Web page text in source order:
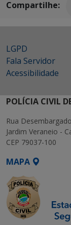
Compartilhe:
LGPD
Fala Servidor
Acessibilidade
POLÍCIA CIVIL
Rua
Jardim Veraneio -
CEP 79037-100
MAPA